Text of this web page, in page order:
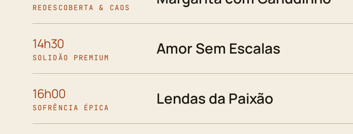
REDESCOBERTA & CAOS
14h30
SOLIDÃO PREMIUM Amor Sem Escalas
16h00
SOFRÊNCIA ÉPICA Lendas da Paixão